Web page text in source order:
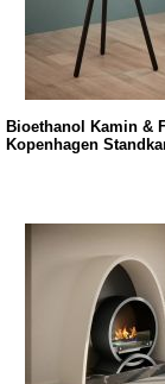
Bioethanol Kamin &
Kopenhagen